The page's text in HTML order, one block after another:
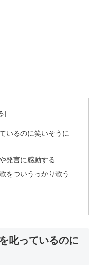
いるのに笑いそうに
発言に感動する
をついうっかり歌う
叱っているのに